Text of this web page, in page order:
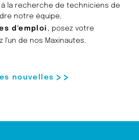
à la recherche de techniciens de
notre équipe.
d'emploi , posez votre
de nos Maxinautes.
nouvelles